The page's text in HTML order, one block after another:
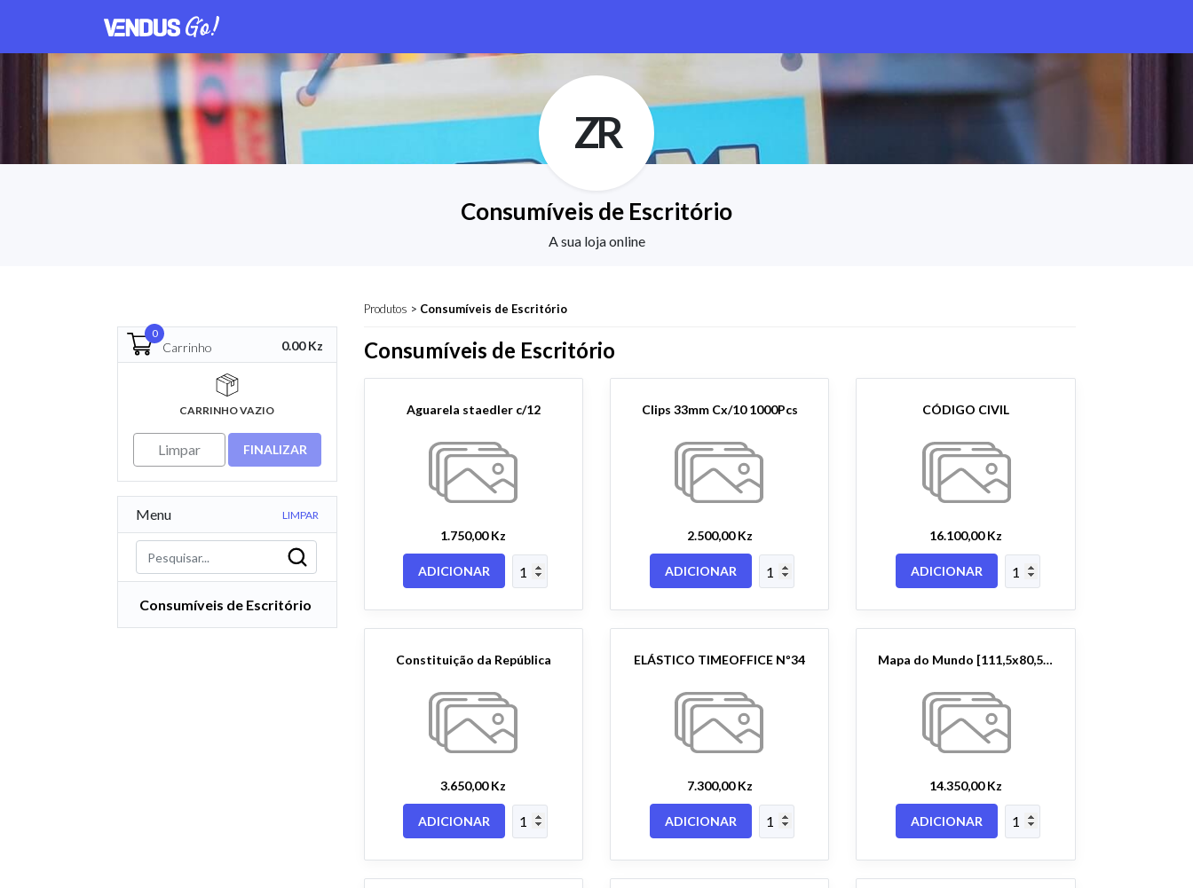
ZR
Consumíveis de Escritório
A sua loja online
Produtos > Consumíveis de Escritório
0
Carrinho 0.00 Kz
CARRINHO VAZIO
Limpar FINALIZAR
Menu LIMPAR
Consumíveis de Escritório
Consumíveis de Escritório
Aguarela staedler c/12
1.750,00 Kz
ADICIONAR
Clips 33mm Cx/10 1000Pcs
2.500,00 Kz
ADICIONAR
CÓDIGO CIVIL
16.100,00 Kz
ADICIONAR
Constituição da República
3.650,00 Kz
ADICIONAR
ELÁSTICO TIMEOFFICE Nº34
7.300,00 Kz
ADICIONAR
Mapa do Mundo [111,5x80,5 cm]-Folha Plastificada
14.350,00 Kz
ADICIONAR